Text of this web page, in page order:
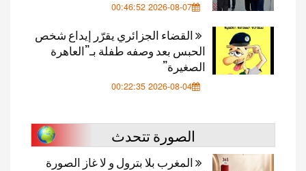
2026-08-07 00:46:52
القضاء الجزائري يقرّر إيداع شخص
الحبس بعد وصفه طفلة بـ”العاهرة
الصغيرة”
2026-08-04 00:22:35
الصورة تتحدث
المغرب بلا بترول و لا غاز الصورة